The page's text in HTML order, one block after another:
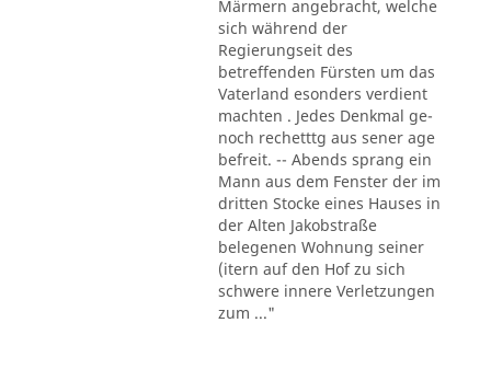
Märmern angebracht, welche
sich während der
Regierungseit des
betreffenden Fürsten um das
Vaterland esonders verdient
machten . Jedes Denkmal ge-
noch rechetttg aus sener age
befreit. -- Abends sprang ein
Mann aus dem Fenster der im
dritten Stocke eines Hauses in
der Alten Jakobstraße
belegenen Wohnung seiner
(itern auf den Hof zu sich
schwere innere Verletzungen
zum ..."